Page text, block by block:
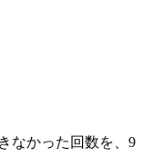
なかった回数を、9